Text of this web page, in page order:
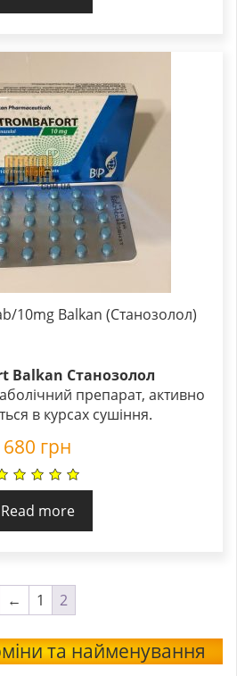
10mg Balkan (Станозолол)
Balkan Станозолол
препарат, активно
в курсах сушіння.
680 грн
Read more
← 1 2
та найменування